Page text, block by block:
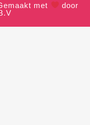
met
door